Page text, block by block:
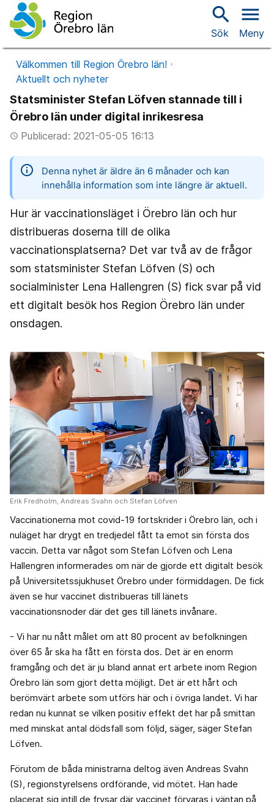
search
Sök
menu
Meny
Välkommen till Region Örebro län!
Aktuellt och nyheter
Statsminister Stefan Löfven stannade till i
Örebro län under digital inrikesresa
access_timePublicerad: 2021-05-05 16:13
information
Denna nyhet är äldre än 6 månader och kan
innehålla information som inte längre är aktuell.
Hur är vaccinationsläget i Örebro län och hur
distribueras doserna till de olika
vaccinationsplatserna? Det var två av de frågor
som statsminister Stefan Löfven (S) och
socialminister Lena Hallengren (S) fick svar på vid
ett digitalt besök hos Region Örebro län under
onsdagen.
Erik Fredholm, Andreas Svahn och Stefan Löfven
Vaccinationerna mot covid-19 fortskrider i Örebro län, och i
nuläget har drygt en tredjedel fått ta emot sin första dos
vaccin. Detta var något som Stefan Löfven och Lena
Hallengren informerades om när de gjorde ett digitalt besök
på Universitetssjukhuset Örebro under förmiddagen. De fick
även se hur vaccinet distribueras till länets
vaccinationsnoder där det ges till länets invånare.
- Vi har nu nått målet om att 80 procent av befolkningen
över 65 år ska ha fått en första dos. Det är en enorm
framgång och det är ju bland annat ert arbete inom Region
Örebro län som gjort detta möjligt. Det är ett hårt och
berömvärt arbete som utförs här och i övriga landet. Vi har
redan nu kunnat se vilken positiv effekt det har på smittan
med minskat antal dödsfall som följd, säger, säger Stefan
Löfven.
Förutom de båda ministrarna deltog även Andreas Svahn
(S), regionstyrelsens ordförande, vid mötet. Han hade
placerat sig intill de frysar där vaccinet förvaras i väntan på